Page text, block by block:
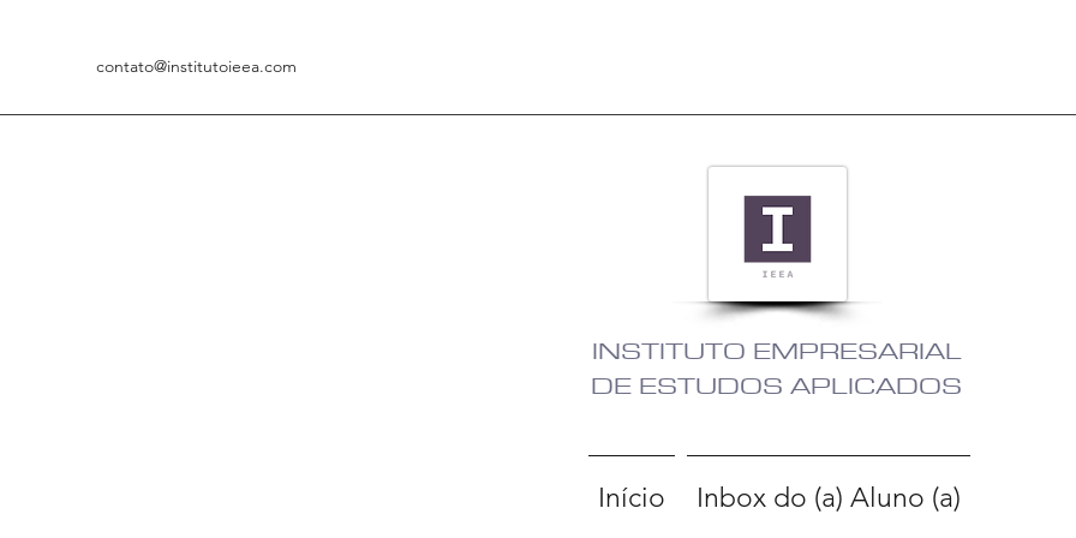
contato@institutoieea.com
INSTITUTO EMPRESARIAL
DE ESTUDOS APLICADOS
Início Inbox do (a) Aluno (a)